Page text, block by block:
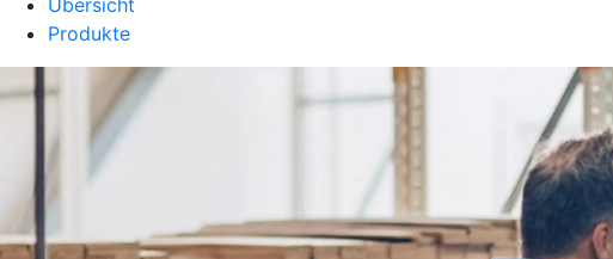
Übersicht
Produkte